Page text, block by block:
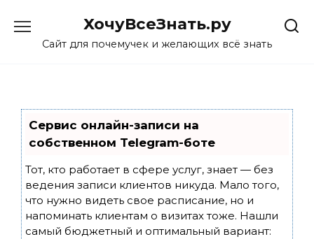
content
ХочуВсеЗнать.ру
Сайт для почемучек и желающих всё знать
Сервис онлайн-записи на
собственном Telegram-боте
Тот, кто работает в сфере услуг, знает — без
ведения записи клиентов никуда. Мало того,
что нужно видеть свое расписание, но и
напоминать клиентам о визитах тоже. Нашли
самый бюджетный и оптимальный вариант: